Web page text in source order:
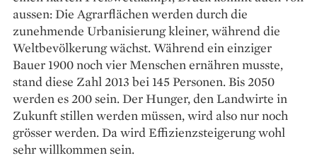
aussen: Die Agrarflächen werden durch die
zunehmende Urbanisierung kleiner, während die
Weltbevölkerung wächst. Während ein einziger
Bauer 1900 noch vier Menschen ernähren musste,
stand diese Zahl 2013 bei 145 Personen. Bis 2050
werden es 200 sein. Der Hunger, den Landwirte in
Zukunft stillen werden müssen, wird also nur noch
grösser werden. Da wird Effizienzsteigerung wohl
sehr willkommen sein.